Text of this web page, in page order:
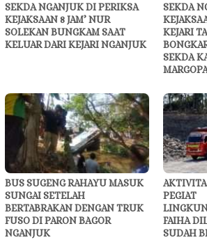
SEKDA NGANJUK DI PERIKSA
KEJAKSAAN 8 JAM’ NUR
SOLEKAN BUNGKAM SAAT
KELUAR DARI KEJARI NGANJUK
SEKDA
KEJARI
SEKDA
BUS SUGENG RAHAYU MASUK
SUNGAI SETELAH
BERTABRAKAN DENGAN TRUK
FUSO DI PARON BAGOR
NGANJUK
PEGIAT
FAIHA
SUDAH